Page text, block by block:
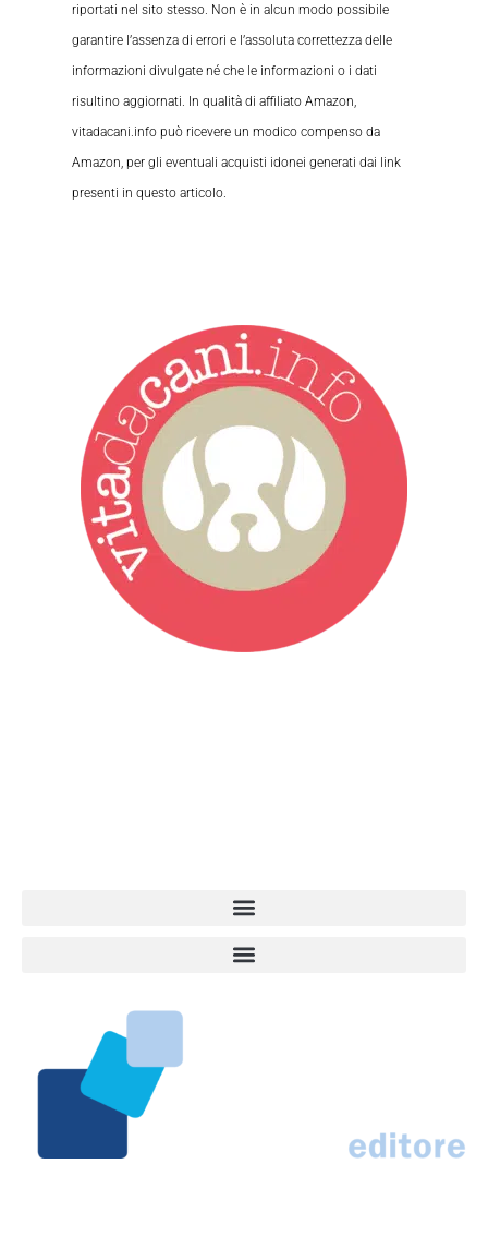
riportati nel sito stesso. Non è in alcun modo possibile
garantire l’assenza di errori e l’assoluta correttezza delle
informazioni divulgate né che le informazioni o i dati
risultino aggiornati. In qualità di affiliato Amazon,
vitadacani.info può ricevere un modico compenso da
Amazon, per gli eventuali acquisti idonei generati dai link
presenti in questo articolo.